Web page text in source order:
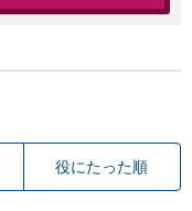
役にたった順